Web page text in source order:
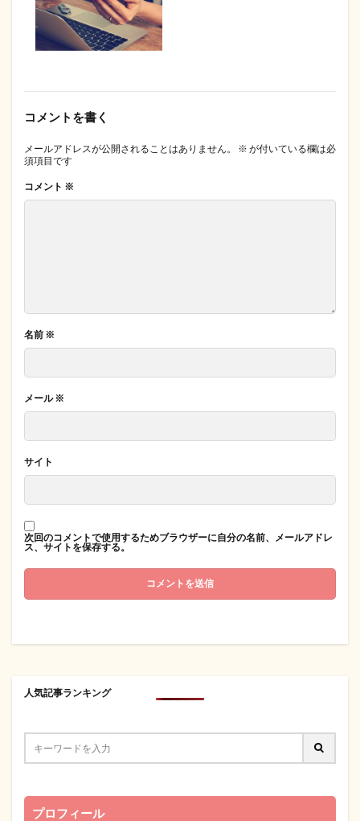
コメントを書く
メールアドレスが公開されることはありません。 ※ が付いている欄は必
須項目です
コメント ※
名前 ※
メール※
サイト
次回のコメントで使用するためブラウザーに自分の名前、メールアドレ
ス、サイトを保存する。
人気記事ランキング
プロフィール